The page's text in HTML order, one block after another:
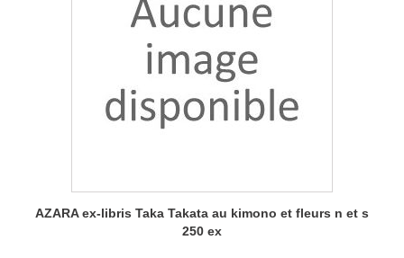
AZARA ex-libris Taka Takata au kimono et fleurs n et s
250 ex